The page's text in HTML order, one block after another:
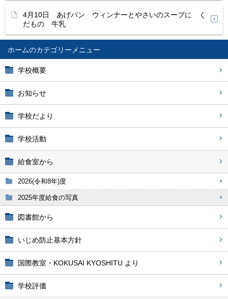
ホーム
学校概要
お知らせ
学校だより
学校活動
給食室から
2026(令和8年)度
2025年度給食の写真
図書館から
いじめ防止基本方針
国際教室・KOKUSAI KYOSHITU より
学校評価
4月10日 あげパン ウィンナーとやさいのスープに く
だもの 牛乳